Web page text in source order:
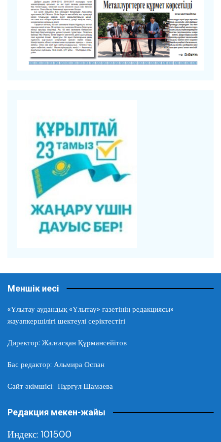
Меншік иесі
«Ұлытау аудандық «Ұлытау» газетінің редакциясы»
жауапкершілігі шектеулі серіктестігі
Директор: Жалғасқан Құрмансейітов
Бас редактор: Альмира Оспан
Сайт әкімшісі: Нұргүл Шамаева
Редакция мекен-жайы
Индекс: 101500